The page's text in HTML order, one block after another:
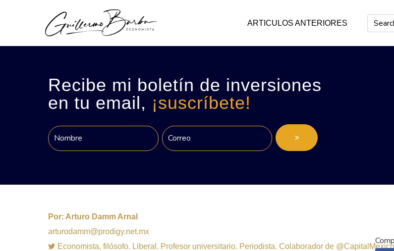
ARTICULOS ANTERIORES
Recibe mi boletín de inversiones
en tu email, ¡suscríbete!
>
Por: Arturo Damm Arnal
arturodamm@prodigy.net.mx
Economista, filósofo. Liberal. Profesor universitario. Periodista. Colaborador de